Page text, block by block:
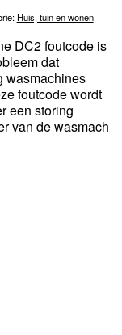
Huis, tuin en wonen
DC2 foutcode is
dat
wasmachines
foutcode wordt
een storing
van de wasmach